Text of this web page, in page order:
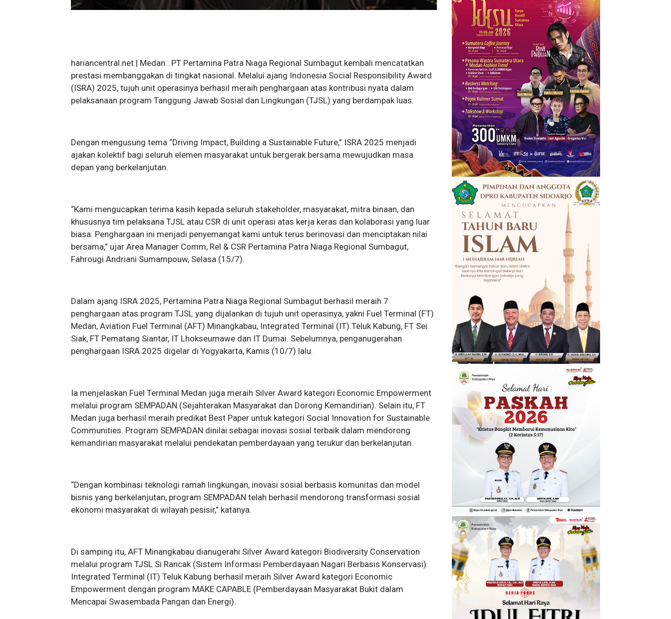
hariancentral.net | Medan : PT Pertamina Patra Niaga Regional Sumbagut kembali mencatatkan
prestasi membanggakan di tingkat nasional. Melalui ajang Indonesia Social Responsibility Award
(ISRA) 2025, tujuh unit operasinya berhasil meraih penghargaan atas kontribusi nyata dalam
pelaksanaan program Tanggung Jawab Sosial dan Lingkungan (TJSL) yang berdampak luas.
Dengan mengusung tema “Driving Impact, Building a Sustainable Future,” ISRA 2025 menjadi
ajakan kolektif bagi seluruh elemen masyarakat untuk bergerak bersama mewujudkan masa
depan yang berkelanjutan.
“Kami mengucapkan terima kasih kepada seluruh stakeholder, masyarakat, mitra binaan, dan
khususnya tim pelaksana TJSL atau CSR di unit operasi atas kerja keras dan kolaborasi yang luar
biasa. Penghargaan ini menjadi penyemangat kami untuk terus berinovasi dan menciptakan nilai
bersama,” ujar Area Manager Comm, Rel & CSR Pertamina Patra Niaga Regional Sumbagut,
Fahrougi Andriani Sumampouw, Selasa (15/7).
Dalam ajang ISRA 2025, Pertamina Patra Niaga Regional Sumbagut berhasil meraih 7
penghargaan atas program TJSL yang dijalankan di tujuh unit operasinya, yakni Fuel Terminal (FT)
Medan, Aviation Fuel Terminal (AFT) Minangkabau, Integrated Terminal (IT) Teluk Kabung, FT Sei
Siak, FT Pematang Siantar, IT Lhokseumawe dan IT Dumai. Sebelumnya, penganugerahan
penghargaan ISRA 2025 digelar di Yogyakarta, Kamis (10/7) lalu.
Ia menjelaskan Fuel Terminal Medan juga meraih Silver Award kategori Economic Empowerment
melalui program SEMPADAN (Sejahterakan Masyarakat dan Dorong Kemandirian). Selain itu, FT
Medan juga berhasil meraih predikat Best Paper untuk kategori Social Innovation for Sustainable
Communities. Program SEMPADAN dinilai sebagai inovasi sosial terbaik dalam mendorong
kemandirian masyarakat melalui pendekatan pemberdayaan yang terukur dan berkelanjutan.
“Dengan kombinasi teknologi ramah lingkungan, inovasi sosial berbasis komunitas dan model
bisnis yang berkelanjutan, program SEMPADAN telah berhasil mendorong transformasi sosial
ekonomi masyarakat di wilayah pesisir,” katanya.
Di samping itu, AFT Minangkabau dianugerahi Silver Award kategori Biodiversity Conservation
melalui program TJSL Si Rancak (Sistem Informasi Pemberdayaan Nagari Berbasis Konservasi).
Integrated Terminal (IT) Teluk Kabung berhasil meraih Silver Award kategori Economic
Empowerment dengan program MAKE CAPABLE (Pemberdayaan Masyarakat Bukit dalam
Mencapai Swasembada Pangan dan Energi).